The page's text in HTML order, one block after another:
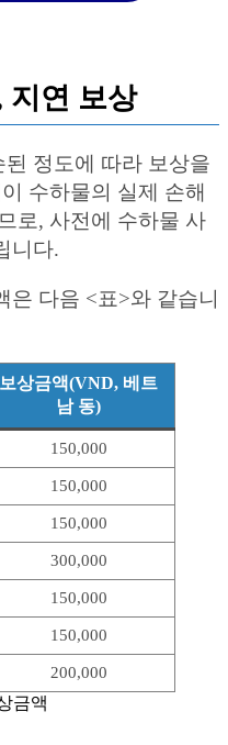
지연 보상
정도에 따라 보상을
수하물의 실제 손해
로, 사전에 수하물 사
니다.
다음 <표>와 같습니
보상금액(VND, 베트
남 동)
150,000
150,000
150,000
300,000
150,000
150,000
200,000
금액